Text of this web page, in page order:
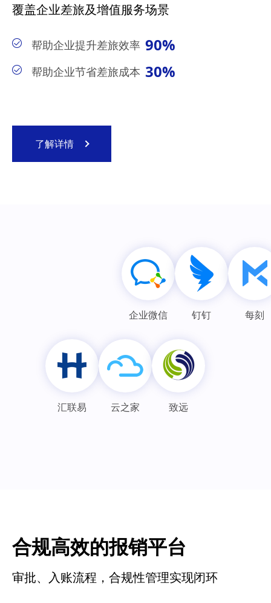
覆盖企业差旅及增值服务场景
帮助企业提升差旅效率 90%
帮助企业节省差旅成本 30%
了解详情
企业微信 钉钉 每刻
汇联易 云之家 致远
合规高效的报销平台
审批、入账流程，合规性管理实现闭环